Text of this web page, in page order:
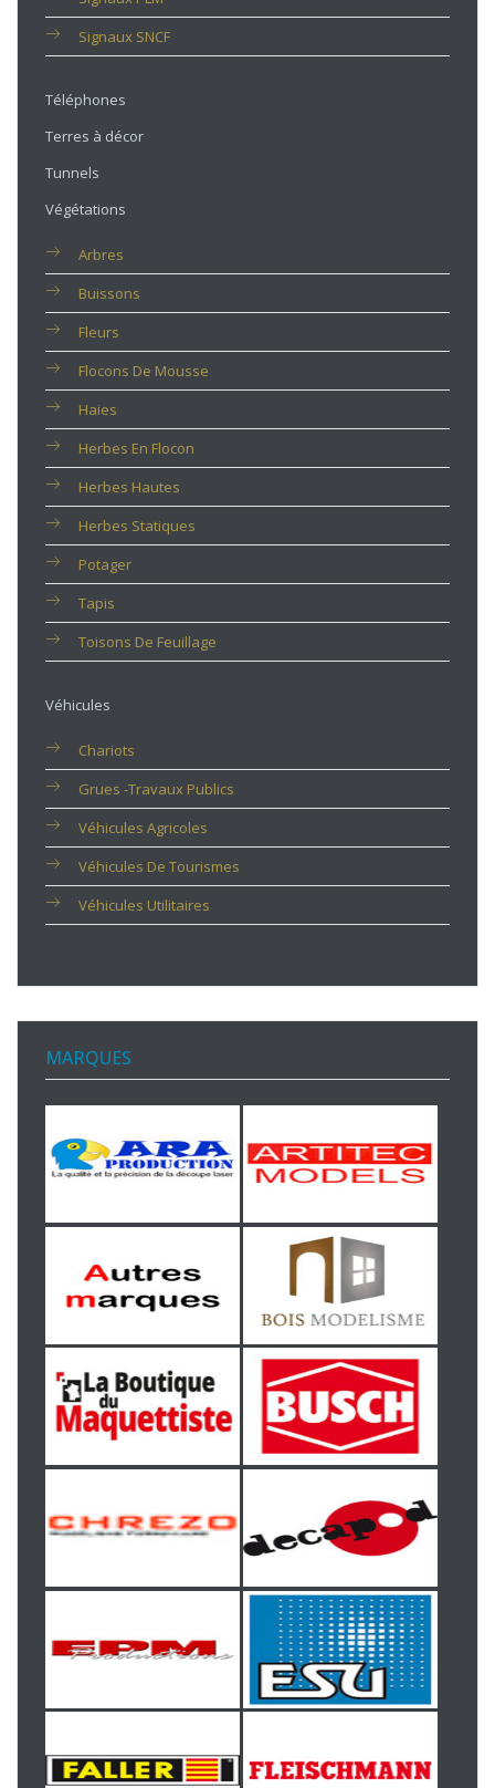
Signaux SNCF
Téléphones
Terres à décor
Tunnels
Végétations
Arbres
Buissons
Fleurs
Flocons De Mousse
Haies
Herbes En Flocon
Herbes Hautes
Herbes Statiques
Potager
Tapis
Toisons De Feuillage
Véhicules
Chariots
Grues -travaux Publics
Véhicules Agricoles
Véhicules De Tourismes
Véhicules Utilitaires
MARQUES